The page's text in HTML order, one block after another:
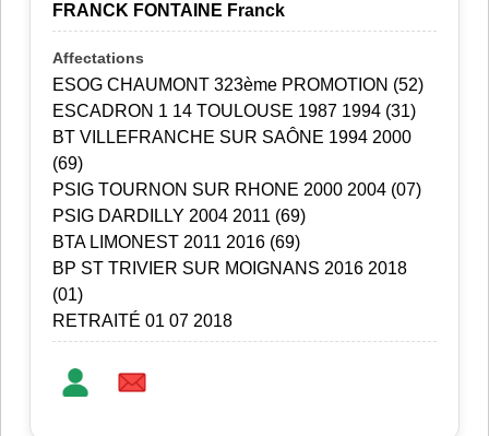
FRANCK FONTAINE Franck
ESOG CHAUMONT 323ème PROMOTION (52)
ESCADRON 1 14 TOULOUSE 1987 1994 (31)
BT VILLEFRANCHE SUR SAÔNE 1994 2000
(69)
PSIG TOURNON SUR RHONE 2000 2004 (07)
PSIG DARDILLY 2004 2011 (69)
BTA LIMONEST 2011 2016 (69)
BP ST TRIVIER SUR MOIGNANS 2016 2018
(01)
RETRAITÉ 01 07 2018